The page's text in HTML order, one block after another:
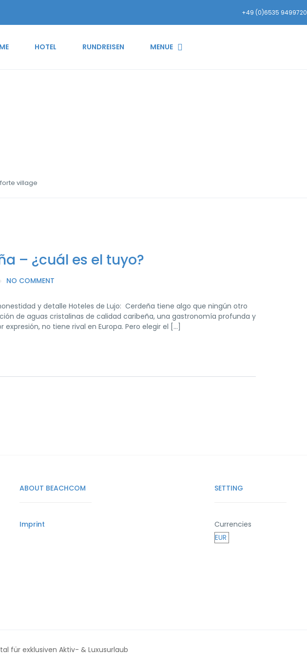
+49 (0)6535 9499720
HOTEL RUNDREISEN MENUE
village
– ¿cuál es el tuyo?
NO COMMENT
y detalle Hoteles de Lujo: Cerdeña tiene algo que ningún otro
de aguas cristalinas de calidad caribeña, una gastronomía profunda y
no tiene rival en Europa. Pero elegir el […]
ABOUT BEACHCOM
Imprint
SETTING
Currencies
für exklusiven Aktiv- & Luxusurlaub